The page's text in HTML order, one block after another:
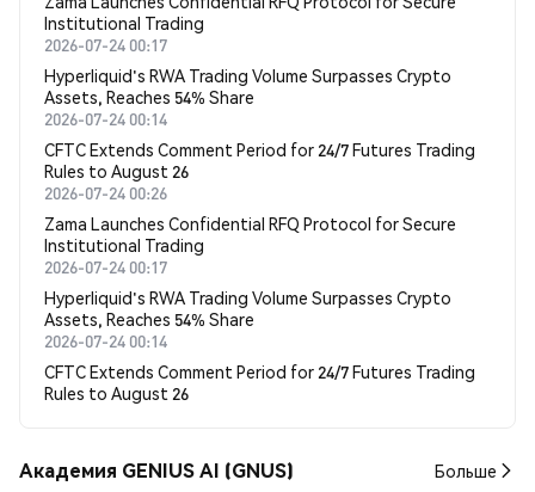
Institutional Trading
2026-07-24 00:17
Hyperliquid's RWA Trading Volume Surpasses Crypto
Assets, Reaches 54% Share
2026-07-24 00:14
CFTC Extends Comment Period for 24/7 Futures Trading
Rules to August 26
2026-07-24 00:26
Zama Launches Confidential RFQ Protocol for Secure
Institutional Trading
2026-07-24 00:17
Hyperliquid's RWA Trading Volume Surpasses Crypto
Assets, Reaches 54% Share
2026-07-24 00:14
CFTC Extends Comment Period for 24/7 Futures Trading
Rules to August 26
Академия GENIUS AI (GNUS) Больше